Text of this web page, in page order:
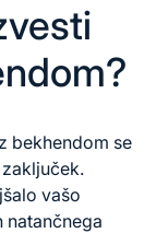
bekhendom se
vašo
natančnega